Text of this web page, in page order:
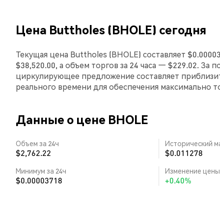
Цена Buttholes (BHOLE) сегодня
Текущая цена Buttholes (BHOLE) составляет
$38,520.00, а объем торгов за 24 часа — $229.02. За
циркулирующее предложение составляет
реального времени для обеспечения
Данные о цене BHOLE
Объем за 24ч
$2,762.22
Исторический
$0.011278
Минимум за 24ч
$0.00003718
Изменение цены
+0.40%